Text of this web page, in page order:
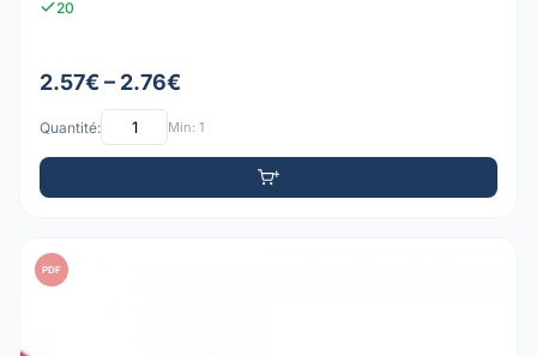
20
2.57€ – 2.76€
Quantité: Min: 1
PDF